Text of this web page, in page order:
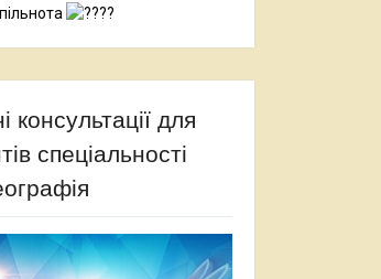
консультації для
спеціальності